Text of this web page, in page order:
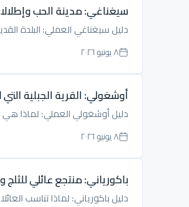
سيغناغي: مدينة الحب
دليل سيغناغي العملي: البلدة
٨ يونيو ٢٠٢٦
أوشغولي: القرية الجبلية
دليل أوشغولي العملي: لماذا
٨ يونيو ٢٠٢٦
باكورياني: منتجع عائلي للثلج
دليل باكورياني: لماذا تناسب